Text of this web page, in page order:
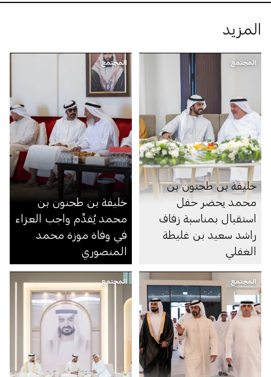
المزيد
المجتمع
خليفة بن طحنون بن
محمد يحضر حفل
استقبال بمناسبة زفاف
راشد سعيد بن غليطة
الغفلي
المجتمع
خليفة بن طحنون بن
محمد يُقدِّم واجب العزاء
في وفاة موزة محمد
المنصوري
المجتمع المجتمع